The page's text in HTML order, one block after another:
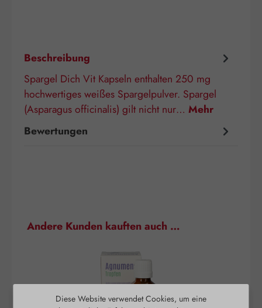
Beschreibung
Spargel Dich Vit Kapseln enthalten 250 mg
hochwertiges weißes Spargelpulver. Spargel
(Asparagus officinalis) gilt nicht nur… Mehr
Bewertungen
Produktgalerie überspringen
Andere Kunden kauften auch …
Diese Website verwendet Cookies, um eine